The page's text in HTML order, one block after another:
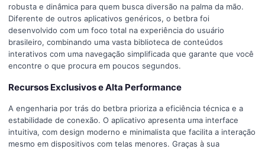
robusta e dinâmica para quem busca diversão na palma da mão.
Diferente de outros aplicativos genéricos, o betbra foi
desenvolvido com um foco total na experiência do usuário
brasileiro, combinando uma vasta biblioteca de conteúdos
interativos com uma navegação simplificada que garante que você
encontre o que procura em poucos segundos.
Recursos Exclusivos e Alta Performance
A engenharia por trás do betbra prioriza a eficiência técnica e a
estabilidade de conexão. O aplicativo apresenta uma interface
intuitiva, com design moderno e minimalista que facilita a interação
mesmo em dispositivos com telas menores. Graças à sua